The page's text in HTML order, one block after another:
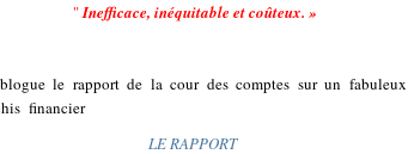
"Inefficace, inéquitable et coûteux. »
le rapport de la cour des comptes sur un fabuleux
financier
LE RAPPORT